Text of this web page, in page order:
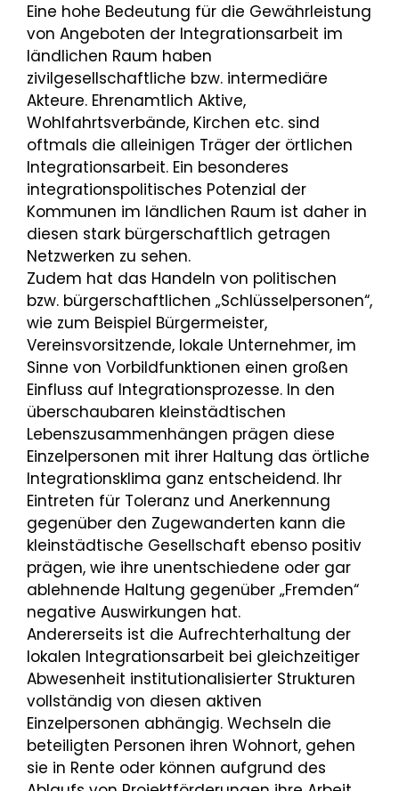
Eine hohe Bedeutung für die Gewährleistung
von Angeboten der Integrationsarbeit im
ländlichen Raum haben
zivilgesellschaftliche bzw. intermediäre
Akteure. Ehrenamtlich Aktive,
Wohlfahrtsverbände, Kirchen etc. sind
oftmals die alleinigen Träger der örtlichen
Integrationsarbeit. Ein besonderes
integrationspolitisches Potenzial der
Kommunen im ländlichen Raum ist daher in
diesen stark bürgerschaftlich getragen
Netzwerken zu sehen.
Zudem hat das Handeln von politischen
bzw. bürgerschaftlichen „Schlüsselpersonen“,
wie zum Beispiel Bürgermeister,
Vereinsvorsitzende, lokale Unternehmer, im
Sinne von Vorbildfunktionen einen großen
Einfluss auf Integrationsprozesse. In den
überschaubaren kleinstädtischen
Lebenszusammenhängen prägen diese
Einzelpersonen mit ihrer Haltung das örtliche
Integrationsklima ganz entscheidend. Ihr
Eintreten für Toleranz und Anerkennung
gegenüber den Zugewanderten kann die
kleinstädtische Gesellschaft ebenso positiv
prägen, wie ihre unentschiedene oder gar
ablehnende Haltung gegenüber „Fremden“
negative Auswirkungen hat.
Andererseits ist die Aufrechterhaltung der
lokalen Integrationsarbeit bei gleichzeitiger
Abwesenheit institutionalisierter Strukturen
vollständig von diesen aktiven
Einzelpersonen abhängig. Wechseln die
beteiligten Personen ihren Wohnort, gehen
sie in Rente oder können aufgrund des